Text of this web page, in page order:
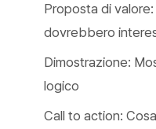
Proposta di
dovrebbero
Dimostrazione:
logico
Call to action: